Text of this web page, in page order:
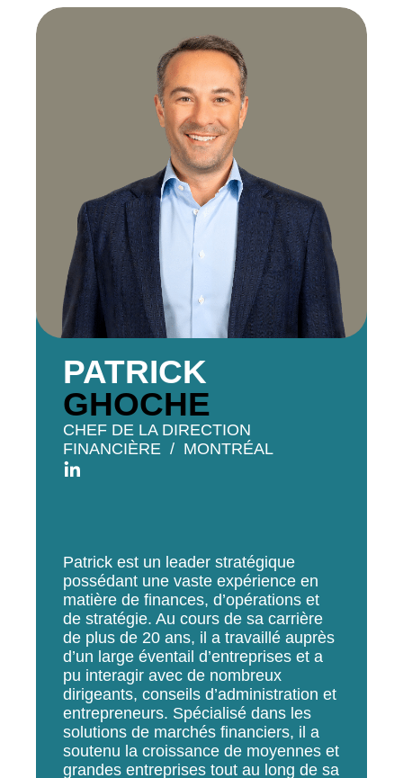
PATRICK
GHOCHE
CHEF DE LA DIRECTION
FINANCIÈRE
MONTRÉAL
Patrick est un leader stratégique
possédant une vaste expérience en
matière de finances, d’opérations et
de stratégie. Au cours de sa carrière
de plus de 20 ans, il a travaillé auprès
d’un large éventail d’entreprises et a
pu interagir avec de nombreux
dirigeants, conseils d’administration et
entrepreneurs. Spécialisé dans les
solutions de marchés financiers, il a
soutenu la croissance de moyennes et
grandes entreprises tout au long de sa